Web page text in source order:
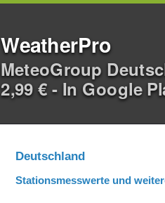
WeatherPro
MeteoGroup
2,99 € - In Google
Deutschland
Stationsmesswerte und